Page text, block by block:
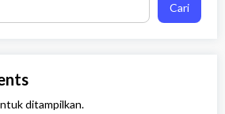
Cari
ditampilkan.